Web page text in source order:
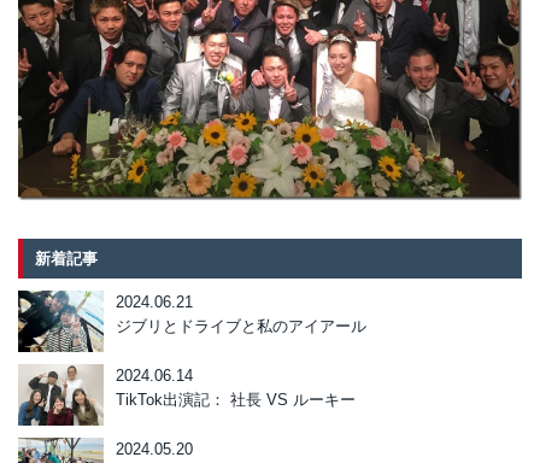
新着記事
2024.06.21
ジブリとドライブと私のアイアール
2024.06.14
TikTok出演記： 社長 VS ルーキー
2024.05.20